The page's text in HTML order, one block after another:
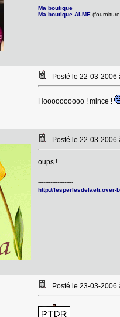
Ma boutique
Ma boutique ALME
Posté le 22-03-2006
Hoooooooooo ! mince !
--------------------
Posté le 22-03-2006
oups !
--------------------
http://lesperlesdelaeti.over-
Posté le 23-03-2006